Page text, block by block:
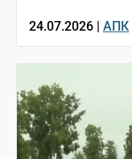
24.07.2026 | АПК